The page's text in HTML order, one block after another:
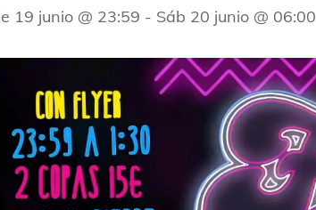
19 junio @ 23:59 - Sáb 20 junio @ 06:00